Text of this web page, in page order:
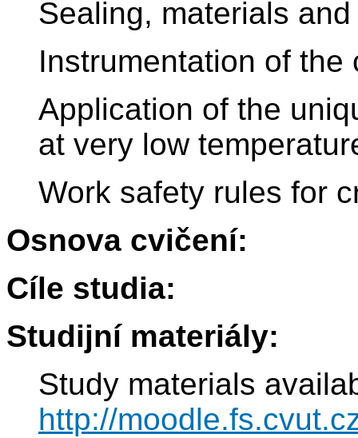
Sealing, materials
Instrumentation of
Application of the
at very low
Work safety rules for
Osnova cvičení:
Cíle studia:
Studijní materiály:
Study materials
http://